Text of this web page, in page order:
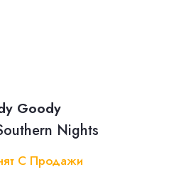
Goody
Nights
С Продажи